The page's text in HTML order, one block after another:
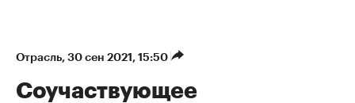
Отрасль⁠, 30 сен 2021, 15:50
Соучаствующее